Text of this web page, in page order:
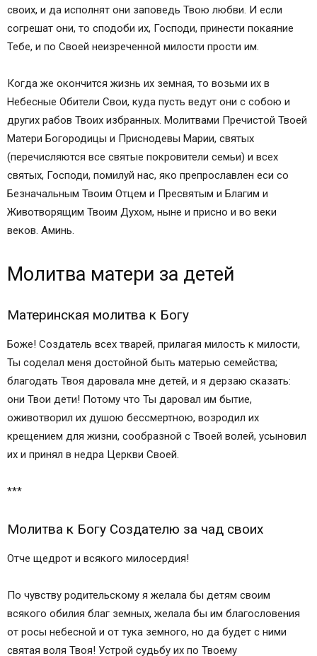
Молитва о плохо обучающемся отроке
МОЛИТВА ПЕРЕД УЧЕБОЙ
МОЛИТВА ПОСЛЕ УЧЕБЫ
чудотворцу для прибавления ума детям (можно
читать: как и детям, так и родителям за чад
своих)
Пророку Науму о развитии ума у детей и
просвещении разума к учению
Молитва всем святым и бесплотным небесным
силам для просвящения ума.
Молитва к Божией Матери перед иконой ее
«Воспитание»
экстрасенсов
Священномученику Киприану и мученице
Молитва всем святым и бесплотным небесным
силам
Молитвы родителей для защиты детей
Богородице для покрова над чадами
Молитва к Ангелу хранителю о детях
МОЛИТВА ДЛЯ ОХРАНЕНИИ ДЕТЕЙ ОТ
ИСКУШЕНИЙ МИРА, И О ЛЮБВИ И
ЕДИНОМЫСЛИИ МЕЖДУ РОДИТЕЛЯМИ И
Молитва Создателю за детей своих, чтобы те
Молитва о вскармливании грудью младенцев
”Млекопитательница”
Как правильно молиться
Тексты молитв
Сила материнской молитвы
своих, и да исполнят они заповедь Твою любви. И если
согрешат они, то сподоби их, Господи, принести покаяние
Тебе, и по Своей неизреченной милости прости им.
Когда же окончится жизнь их земная, то возьми их в
Небесные Обители Свои, куда пусть ведут они с собою и
других рабов Твоих избранных. Молитвами Пречистой Твоей
Матери Богородицы и Приснодевы Марии, святых
(перечисляются все святые покровители семьи) и всех
святых, Господи, помилуй нас, яко препрославлен еси со
Безначальным Твоим Отцем и Пресвятым и Благим и
Животворящим Твоим Духом, ныне и присно и во веки
веков. Аминь.
Молитва матери за детей
Материнская молитва к Богу
Боже! Создатель всех тварей, прилагая милость к милости,
Ты соделал меня достойной быть матерью семейства;
благодать Твоя даровала мне детей, и я дерзаю сказать:
они Твои дети! Потому что Ты даровал им бытие,
оживотворил их душою бессмертною, возродил их
крещением для жизни, сообразной с Твоей волей, усыновил
их и принял в недра Церкви Своей.
***
Молитва к Богу Создателю за чад своих
Отче щедрот и всякого милосердия!
По чувству родительскому я желала бы детям своим
всякого обилия благ земных, желала бы им благословения
от росы небесной и от тука земного, но да будет с ними
святая воля Твоя! Устрой судьбу их по Твоему